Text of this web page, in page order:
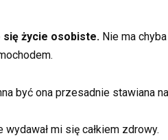
się życie osobiste. Nie ma
być ona przesadnie stawiana
mi się całkiem zdrowy.